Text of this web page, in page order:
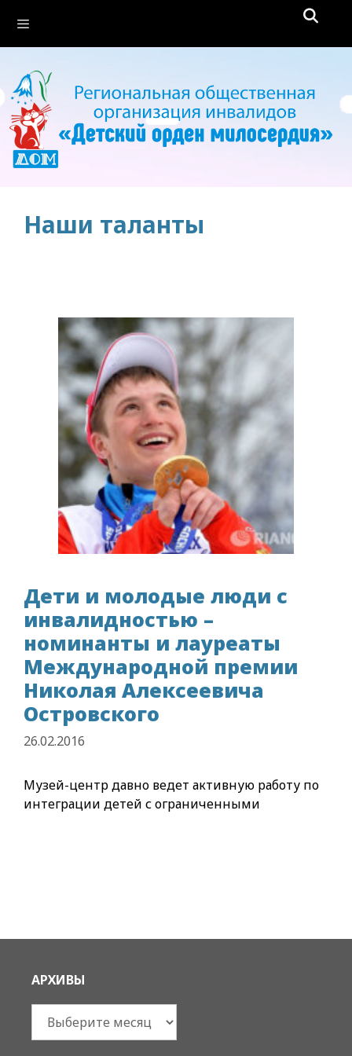
содержимому
Наши таланты
Дети и молодые люди с
инвалидностью –
номинанты и лауреаты
Международной премии
Николая Алексеевича
Островского
26.02.2016
Музей-центр давно ведет активную работу по
интеграции детей с ограниченными
АРХИВЫ
Архивы